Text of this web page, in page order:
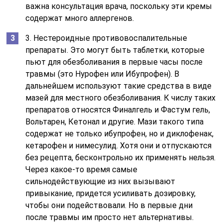
важна консультация врача, поскольку эти кремы
содержат много аллергенов.
3. Нестероидные противовоспалительные
препараты. Это могут быть таблетки, которые
пьют для обезболивания в первые часы после
травмы (это Нурофен или Ибупрофен). В
дальнейшем используют такие средства в виде
мазей для местного обезболивания. К числу таких
препаратов относятся Финалгель и Фастум гель,
Вольтарен, Кетонал и другие. Мази такого типа
содержат не только ибупрофен, но и диклофенак,
кетарофен и нимесулид. Хотя они и отпускаются
без рецепта, бесконтрольно их применять нельзя.
Через какое-то время самые
сильнодействующие из них вызывают
привыкание, придется усиливать дозировку,
чтобы они подействовали. Но в первые дни
после травмы им просто нет альтернативы.